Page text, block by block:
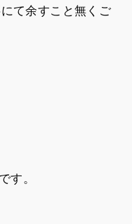
て余すこと無くご
す。